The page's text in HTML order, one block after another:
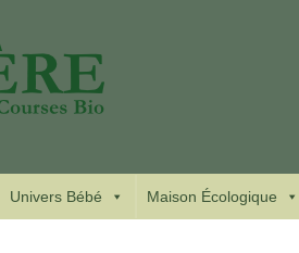
Univers Bébé Maison Écologique